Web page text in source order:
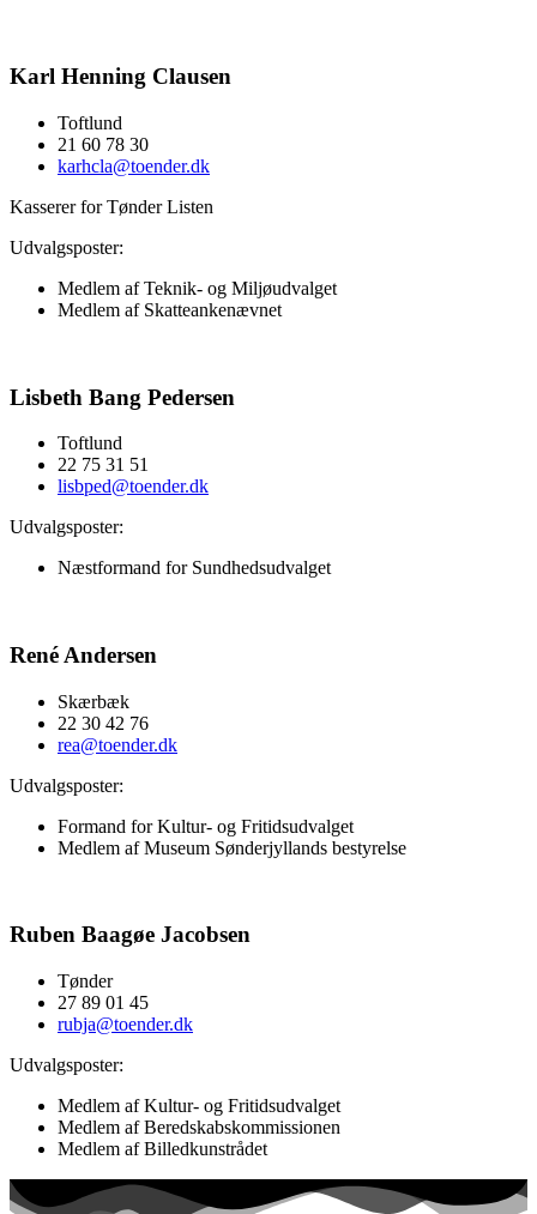
Karl Henning Clausen
Toftlund
21 60 78 30
karhcla@toender.dk
Kasserer for Tønder Listen
Udvalgsposter:
Medlem afTeknik- og Miljøudvalget
Medlem af Skatteankenævnet
Lisbeth Bang Pedersen
Toftlund
22 75 31 51
lisbped@toender.dk
Udvalgsposter:
Næstformand for Sundhedsudvalget
René Andersen
Skærbæk
22 30 42 76
rea@toender.dk
Udvalgsposter:
Formand forKultur- og Fritidsudvalget
Medlem afMuseum Sønderjyllands bestyrelse
Ruben Baagøe Jacobsen
Tønder
27 89 01 45
rubja@toender.dk
Udvalgsposter:
Medlem afKultur- og Fritidsudvalget
Medlem afBeredskabskommissionen
Medlem af Billedkunstrådet